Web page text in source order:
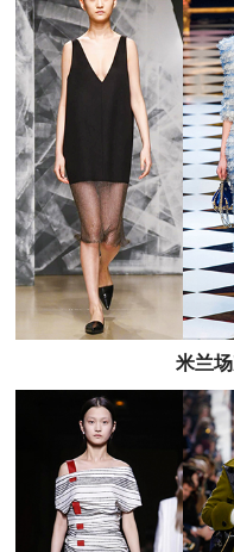
米兰